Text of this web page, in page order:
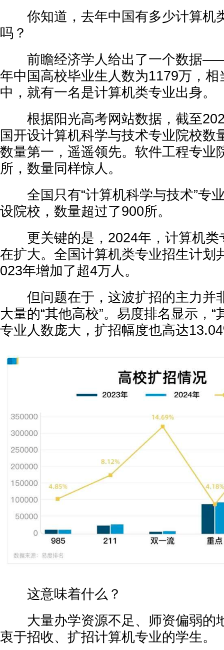
你知道，去年中国有多少计算机
吗？
前瞻经济学人给出了一个数据——
年中国高校毕业生人数为1179万，
中，就有一名是计算机类专业出身。
根据阳光高考网站数据，截至
国开设计算机科学与技术专业院校数
数量第一，遥遥领先。软件工程专业
所，数量同样惊人。
全国只有“计算机科学与技术”专业
设院校，数量超过了900所。
更关键的是，2024年，计算机类
在扩大。全国计算机类专业招生计划
023年增加了超4万人。
但问题在于，这波扩招的主力并
大量的“其他高校”。易度排名显示，“
专业人数庞大，扩招幅度也高达
这意味着什么？
大量办学资源不足、师资偏弱的
衷于招收、扩招计算机专业的学生。